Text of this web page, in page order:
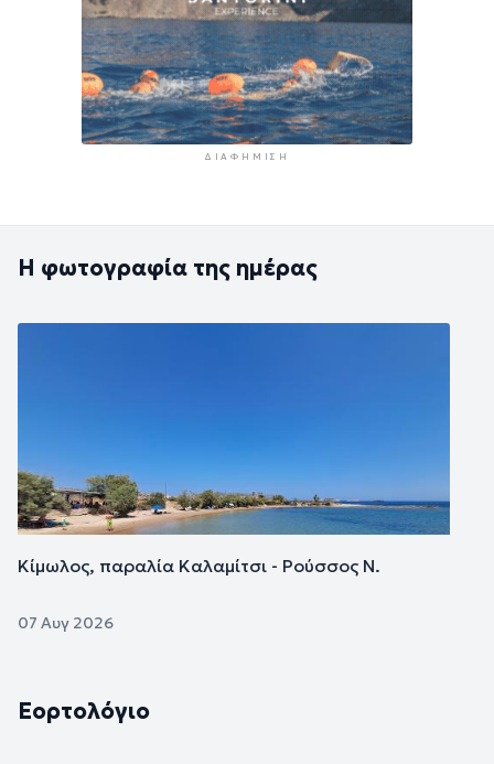
ΔΙΑΦΉΜΙΣΗ
Η φωτογραφία της ημέρας
Κίμωλος, παραλία Καλαμίτσι - Ρούσσος Ν.
07 Αυγ 2026
Εορτολόγιο